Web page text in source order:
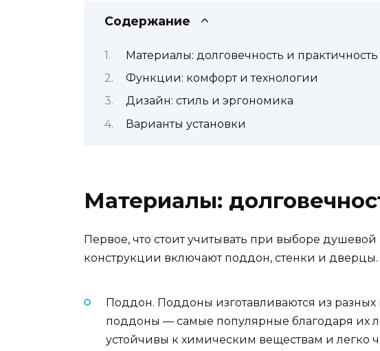
Содержание
Материалы: долговечность и практичность
Функции: комфорт и технологии
Дизайн: стиль и эргономика
Варианты установки
Материалы:
Первое, что стоит учитывать при выборе
конструкции включают поддон, стенки и дверцы.
Поддон. Поддоны изготавливаются из
поддоны — самые популярные благодаря их
устойчивы к химическим веществам и легко